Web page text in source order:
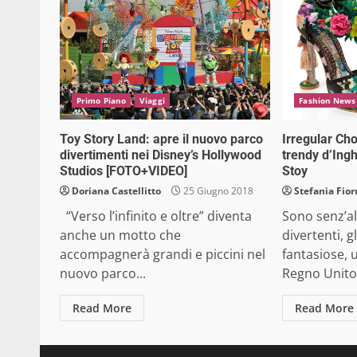
Primo Piano Viaggi
Toy Story Land: apre il nuovo parco
divertimenti nei Disney’s Hollywood
Studios [FOTO+VIDEO]
Doriana Castellitto 25 Giugno 2018
“Verso l’infinito e oltre” diventa
anche un motto che
accompagnerà grandi e piccini nel
nuovo parco...
Read More
Fashion News
Irregular
trendy
Stoy
Stefania
Sono
divertenti,
fantasiose,
Regno
Read More